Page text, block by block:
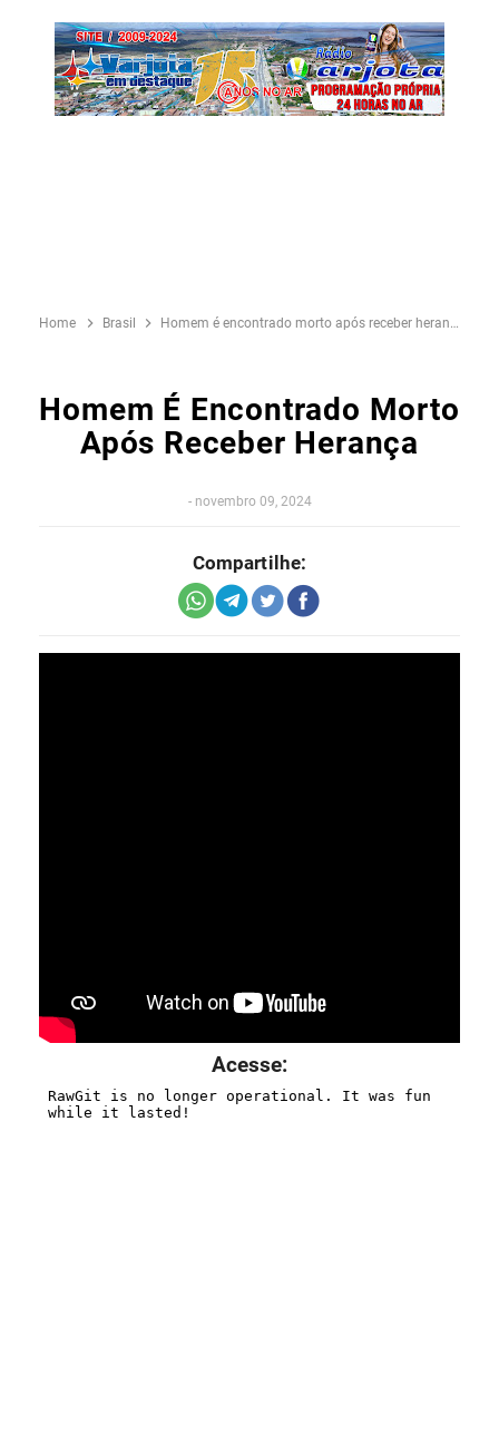
Home Brasil Homem é encontrado morto após receber herança
Homem É Encontrado Morto
Após Receber Herança
- novembro 09, 2024
Compartilhe:
Acesse: